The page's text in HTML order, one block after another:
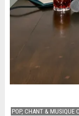
POP, CHANT & MUSIQUE